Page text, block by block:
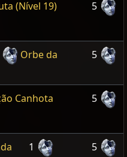
(Nível 19)
5
Orbe da
5
Canhota
5
1
5